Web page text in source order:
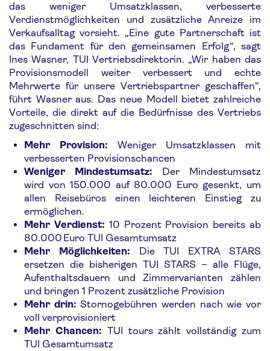
das weniger Umsatzklassen, verbesserte
Verdienstmöglichkeiten und zusätzliche Anreize im
Verkaufsalltag vorsieht. „Eine gute Partnerschaft ist
das Fundament für den gemeinsamen Erfolg“, sagt
Ines Wasner, TUI Vertriebsdirektorin. „Wir haben das
Provisionsmodell weiter verbessert und echte
Mehrwerte für unsere Vertriebspartner geschaffen“,
führt Wasner aus. Das neue Modell bietet zahlreiche
Vorteile, die direkt auf die Bedürfnisse des Vertriebs
zugeschnitten sind:
Mehr Provision: Weniger Umsatzklassen mit
verbesserten Provisionschancen
Weniger Mindestumsatz: Der Mindestumsatz
wird von 150.000 auf 80.000 Euro gesenkt, um
allen Reisebüros einen leichteren Einstieg zu
ermöglichen.
Mehr Verdienst: 10 Prozent Provision bereits ab
80.000 Euro TUI Gesamtumsatz
Mehr Möglichkeiten: Die TUI EXTRA STARS
ersetzen die bisherigen TUI STARS – alle Flüge,
Aufenthaltsdauern und Zimmervarianten zählen
und bringen 1 Prozent zusätzliche Provision
Mehr drin: Stornogebühren werden nach wie vor
voll verprovisioniert
Mehr Chancen: TUI tours zählt vollständig zum
TUI Gesamtumsatz